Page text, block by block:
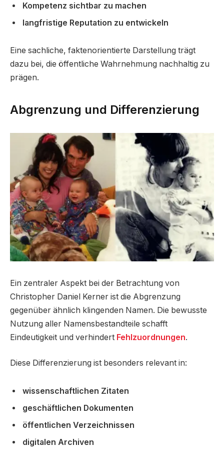
Kompetenz sichtbar zu machen
langfristige Reputation zu entwickeln
Eine sachliche, faktenorientierte Darstellung trägt
dazu bei, die öffentliche Wahrnehmung nachhaltig zu
prägen.
Abgrenzung und Differenzierung
Ein zentraler Aspekt bei der Betrachtung von
Christopher Daniel Kerner ist die Abgrenzung
gegenüber ähnlich klingenden Namen. Die bewusste
Nutzung aller Namensbestandteile schafft
Eindeutigkeit und verhindert Fehlzuordnungen.
Diese Differenzierung ist besonders relevant in:
wissenschaftlichen Zitaten
geschäftlichen Dokumenten
öffentlichen Verzeichnissen
digitalen Archiven